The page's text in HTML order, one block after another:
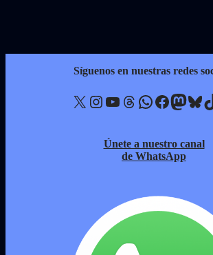
Síguenos en nuestras redes
X Instagram YouTube Threads WhatsApp Facebook Mastodon Bluesky TikTok
Únete a nuestro canal
de WhatsApp